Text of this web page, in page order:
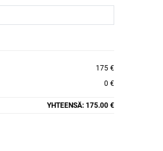
175 €
0 €
YHTEENSÄ: 175.00 €